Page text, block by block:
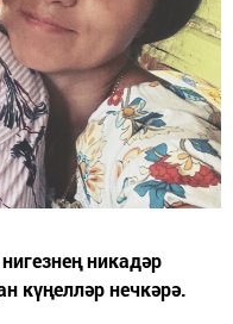
никадәр
күңелләр нечкәрә.